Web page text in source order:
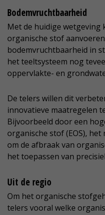
Bodemvruchtbaarheid
Met de huidige wetgeving
organische stof
bodemvruchtbaarheid in
het teeltsysteem nog
oppervlakte- en
De telers willen dit
innovatieve maatregelen
Bijvoorbeeld door een
organische stof (EOS),
om de afbraak van
het toepassen van
Uit de regio
Om het organische
telers vooral welke